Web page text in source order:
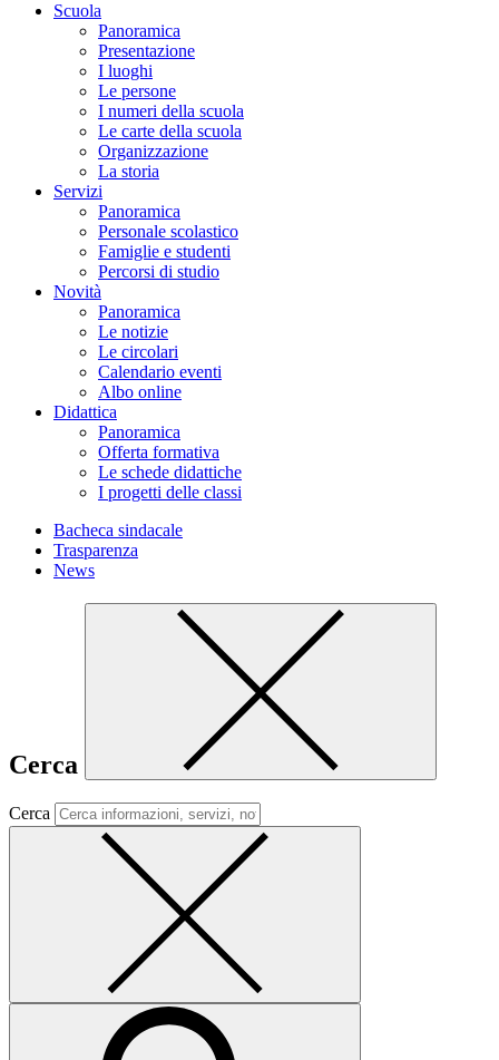
Scuola
Panoramica
Presentazione
I luoghi
Le persone
I numeri della scuola
Le carte della scuola
Organizzazione
La storia
Servizi
Panoramica
Personale scolastico
Famiglie e studenti
Percorsi di studio
Novità
Panoramica
Le notizie
Le circolari
Calendario eventi
Albo online
Didattica
Panoramica
Offerta formativa
Le schede didattiche
I progetti delle classi
Bacheca sindacale
Trasparenza
News
Cerca
Cerca